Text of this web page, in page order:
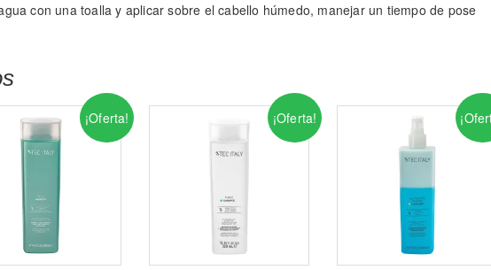
con una toalla y aplicar sobre el cabello húmedo, manejar un tiempo de pose
¡Oferta! ¡Oferta!